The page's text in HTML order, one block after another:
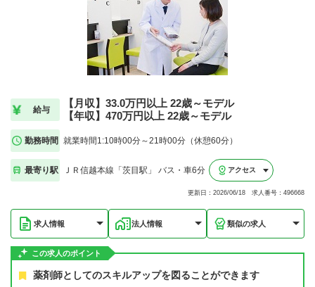
給与
【月収】33.0万円以上 22歳～モデル
【年収】470万円以上 22歳～モデル
勤務時間 就業時間1:10時00分～21時00分（休憩60分）
最寄り駅 ＪＲ信越本線「茨目駅」 バス・車6分 アクセス
更新日：2026/06/18 求人番号：496668
求人情報 法人情報 類似の求人
この求人のポイント
薬剤師としてのスキルアップを図ることができます